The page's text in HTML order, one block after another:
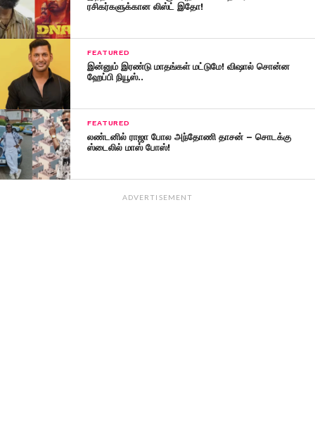
ரசிகர்களுக்கான லிஸ்ட் இதோ!
FEATURED
இன்னும் இரண்டு மாதங்கள் மட்டுமே! விஷால் சொன்ன
ஹேப்பி நியூஸ்..
FEATURED
லண்டனில் ராஜா போல அந்தோணி தாசன் – சொடக்கு
ஸ்டைலில் மாஸ் போஸ்!
ADVERTISEMENT